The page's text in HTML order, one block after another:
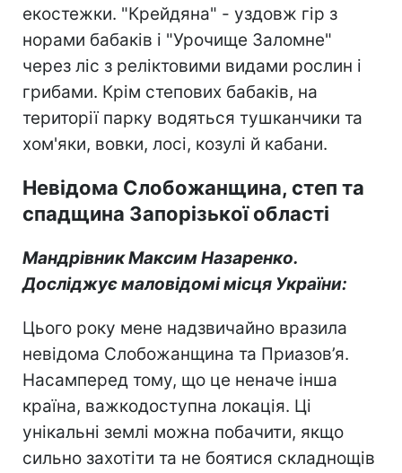
екостежки. "Крейдяна" - уздовж гір з
норами бабаків і "Урочище Заломне"
через ліс з реліктовими видами рослин і
грибами. Крім степових бабаків, на
території парку водяться тушканчики та
хом'яки, вовки, лосі, козулі й кабани.
Невідома Слобожанщина, степ та
спадщина Запорізької області
Мандрівник Максим Назаренко.
Досліджує маловідомі місця України:
Цього року мене надзвичайно вразила
невідома Слобожанщина та Приазов’я.
Насамперед тому, що це неначе інша
країна, важкодоступна локація. Ці
унікальні землі можна побачити, якщо
сильно захотіти та не боятися складнощів